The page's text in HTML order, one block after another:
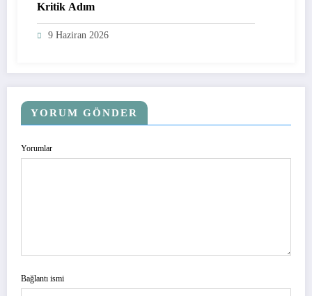
Kritik Adım
9 Haziran 2026
YORUM GÖNDER
Yorumlar
Bağlantı ismi